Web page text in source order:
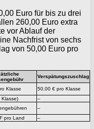
Euro für bis zu drei
260,00 Euro extra
vor Ablauf der
Nachfrist von sechs
von 50,00 Euro pro
Verspätungszuschlag
Klasse
50,00 € pro Klasse
–
–
pro Land –